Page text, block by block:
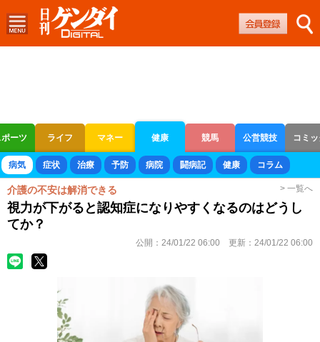
ーツ ライフ マネー 健康 競馬 公営競技 コミ
ボートレース 競輪 オートレース
病気 症状 治療 予防 病院 闘病記 健康 コラム
介護の不安は解消できる > 一覧へ
視力が下がると認知症になりやすくなるのはどうし
てか？
公開： 24/01/22 06:00 更新： 24/01/22 06:00